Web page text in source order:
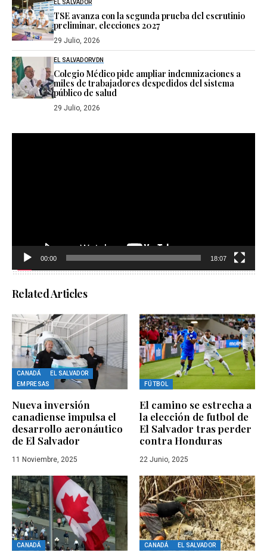
EL SALVADOR
TSE avanza con la segunda prueba del escrutinio
preliminar, elecciones 2027
29 Julio, 2026
EL SALVADORVDN
Colegio Médico pide ampliar indemnizaciones a
miles de trabajadores despedidos del sistema
público de salud
29 Julio, 2026
00:00 18:07
Related Articles
CANADÁ
EL SALVADOR
EMPRESAS
Nueva inversión
canadiense impulsa el
desarrollo aeronáutico
de El Salvador
11 Noviembre, 2025
FÚTBOL
El camino se estrecha a
la elección de futbol de
El Salvador tras perder
contra Honduras
22 Junio, 2025
CANADÁ CANADÁ EL SALVADOR